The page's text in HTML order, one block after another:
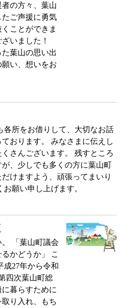
の方々、葉山
ご声援に勇気
ことができま
いました！
葉山の思い出
い、想いをお
各所をお借りして、大切なお話
おります。 みなさまに伝えし
さんございます。 残すところ
、少しでも多くの方に葉山町
けますよう、頑張ってまいり
願い申し上げます。
「葉山町議会
かどうか」 こ
成27年から令和
四次葉山町総
暮らすために
り入れ、もち